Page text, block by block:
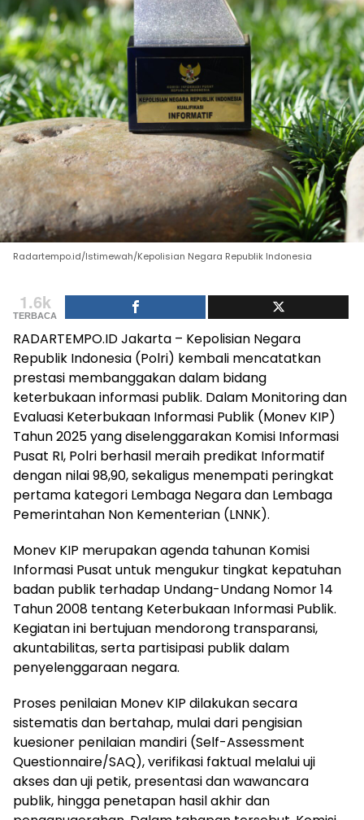
Radartempo.id/Istimewah/Kepolisian Negara Republik Indonesia
1.6k
TERBACA
RADARTEMPO.ID Jakarta – Kepolisian Negara
Republik Indonesia (Polri) kembali mencatatkan
prestasi membanggakan dalam bidang
keterbukaan informasi publik. Dalam Monitoring dan
Evaluasi Keterbukaan Informasi Publik (Monev KIP)
Tahun 2025 yang diselenggarakan Komisi Informasi
Pusat RI, Polri berhasil meraih predikat Informatif
dengan nilai 98,90, sekaligus menempati peringkat
pertama kategori Lembaga Negara dan Lembaga
Pemerintahan Non Kementerian (LNNK).
Monev KIP merupakan agenda tahunan Komisi
Informasi Pusat untuk mengukur tingkat kepatuhan
badan publik terhadap Undang-Undang Nomor 14
Tahun 2008 tentang Keterbukaan Informasi Publik.
Kegiatan ini bertujuan mendorong transparansi,
akuntabilitas, serta partisipasi publik dalam
penyelenggaraan negara.
Proses penilaian Monev KIP dilakukan secara
sistematis dan bertahap, mulai dari pengisian
kuesioner penilaian mandiri (Self-Assessment
Questionnaire/SAQ), verifikasi faktual melalui uji
akses dan uji petik, presentasi dan wawancara
publik, hingga penetapan hasil akhir dan